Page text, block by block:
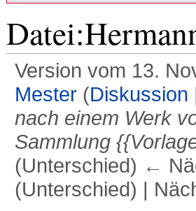
Version vom 13.
Mester (Diskussion
nach einem Werk
Sammlung
(Unterschied) ←
(Unterschied) |